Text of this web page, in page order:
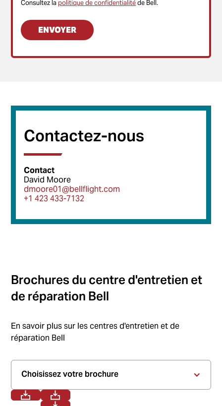
Consultez lapolitique de confidentialitéde Bell.
Contactez-nous
Contact
David Moore
dmoore01@bellflight.com
+1 423 433-7132
Brochures du centre d'entretien et
de réparation Bell
En savoir plus sur les centres d'entretien et de
réparation Bell
Choisissez votre brochure